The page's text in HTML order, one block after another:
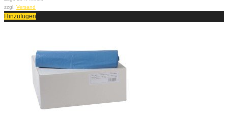
zzgl. Versand
Hinzufügen